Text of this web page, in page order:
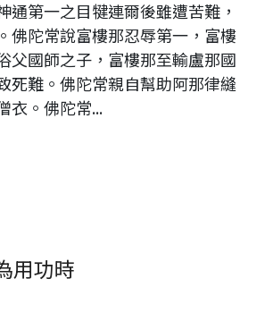
通第一之目犍連爾後雖遭苦難，
佛陀常說富樓那忍辱第一，富樓
父國師之子，富樓那至輸盧那國
死難。佛陀常親自幫助阿那律縫
衣。佛陀常...
用功時